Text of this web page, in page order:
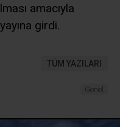
amacıyla
girdi.
TÜM YAZILARI
Genel